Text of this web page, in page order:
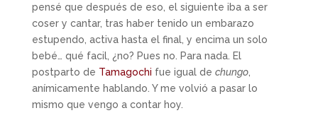
pensé que después de eso, el siguiente iba a ser
coser y cantar, tras haber tenido un embarazo
estupendo, activa hasta el final, y encima un solo
bebé… qué facil, ¿no? Pues no. Para nada. El
postparto de Tamagochi fue igual de chungo,
anímicamente hablando. Y me volvió a pasar lo
mismo que vengo a contar hoy.